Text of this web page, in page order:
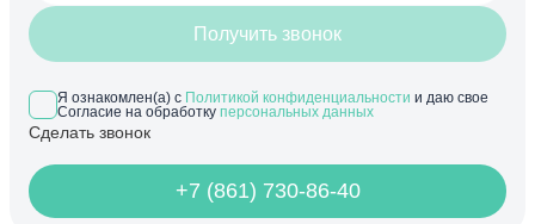
Получить звонок
Я ознакомлен(а) с Политикой конфиденциальности и даю свое
Согласие на обработку персональных данных
Сделать звонок
+7 (861) 730-86-40